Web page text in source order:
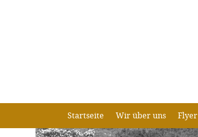
Startseite Wir über uns Flyer